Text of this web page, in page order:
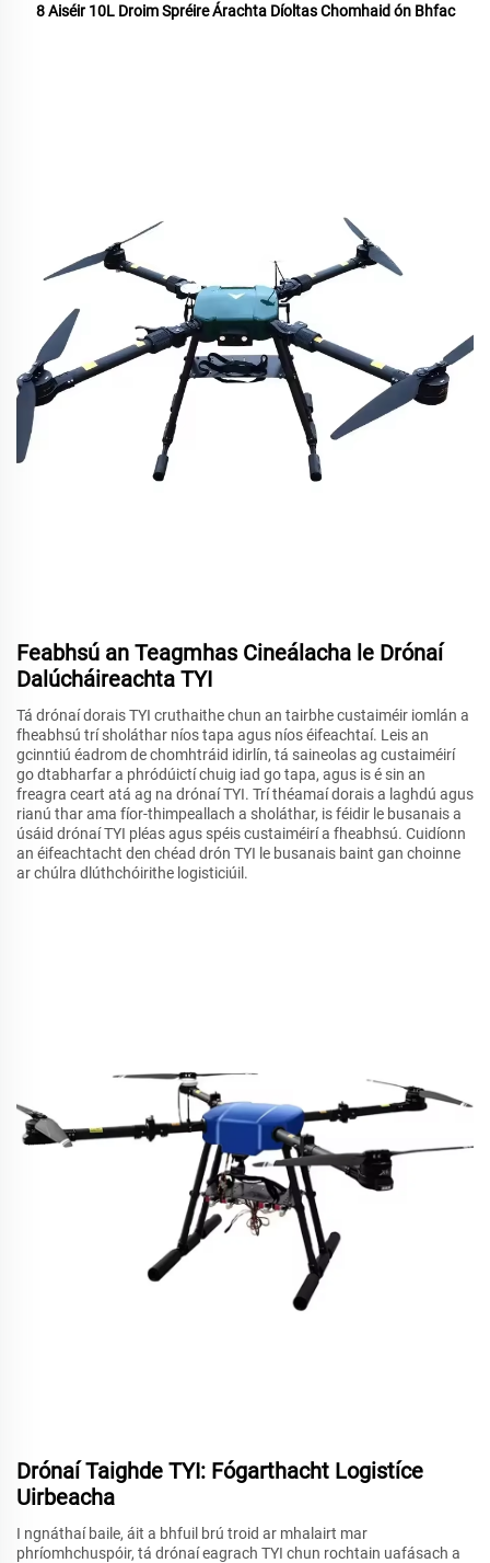
8 Aiséir 10L Droim Spréire Árachta Díoltas Chomhaid ón Bhfac
Feabhsú an Teagmhas Cineálacha le Drónaí
Dalúcháireachta TYI
Tá drónaí dorais TYI cruthaithe chun an tairbhe custaiméir iomlán a
fheabhsú trí sholáthar níos tapa agus níos éifeachtaí. Leis an
gcinntiú éadrom de chomhtráid idirlín, tá saineolas ag custaiméirí
go dtabharfar a phródúictí chuig iad go tapa, agus is é sin an
freagra ceart atá ag na drónaí TYI. Trí théamaí dorais a laghdú agus
rianú thar ama fíor-thimpeallach a sholáthar, is féidir le busanais a
úsáid drónaí TYI pléas agus spéis custaiméirí a fheabhsú. Cuidíonn
an éifeachtacht den chéad drón TYI le busanais baint gan choinne
ar chúlra dlúthchóirithe logisticiúil.
Drónaí Taighde TYI: Fógarthacht Logistíce
Uirbeacha
I ngnáthaí baile, áit a bhfuil brú troid ar mhalairt mar
phríomhchuspóir, tá drónaí eagrach TYI chun rochtain uafásach a